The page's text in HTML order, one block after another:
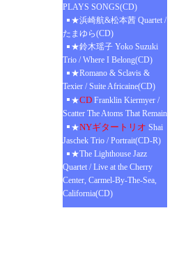
PLAYS SONGS(CD)
★浜崎航&松本茜 Quartet /
たまゆら(CD)
★鈴木瑶子 Yoko Suzuki
Trio / Where I Belong(CD)
★Romano & Sclavis &
Texier / Suite Africaine(CD)
★CD Franklin Kiermyer /
Scatter The Atoms That Remain
★NYギタートリオ Shai
Jaschek Trio / Portrait(CD-R)
★The Lighthouse Jazz
Quartet / Live at the Cherry
Center, Carmel-By-The-Sea,
California(CD)